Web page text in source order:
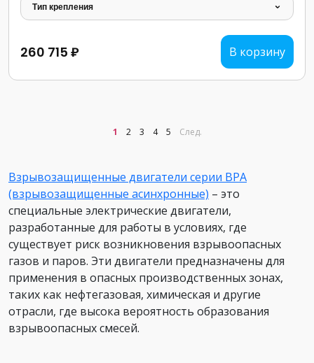
Тип крепления
260 715 ₽ В корзину
1 2 3 4 5 След.
Взрывозащищенные двигатели серии ВРА
(взрывозащищенные асинхронные) – это
специальные электрические двигатели,
разработанные для работы в условиях, где
существует риск возникновения взрывоопасных
газов и паров. Эти двигатели предназначены для
применения в опасных производственных зонах,
таких как нефтегазовая, химическая и другие
отрасли, где высока вероятность образования
взрывоопасных смесей.